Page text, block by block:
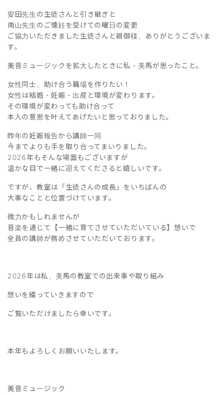
安田先生の生徒さんと引き継ぎと
南山先生のご懐妊を受けての曜日の変更
ご協力いただきました生徒さんと親御様、ありがとうございま
す。
美音ミュージックを拡大したときに私・美馬が思ったこと。
女性同士、助け合う職場を作りたい！
女性は結婚・妊娠・出産と環境が変わります。
その環境が変わっても助け合って
本人の意思を叶えてあげたいと思っておりました。
昨年の妊娠報告から講師一同
今までよりも手を取り合ってまいりました。
2026年もそんな場面もございますが
温かな目で一緒に迎えてくださると嬉しいです。
ですが、教室は「生徒さんの成長」をいちばんの
大事なことと位置づけています。
微力かもしれませんが
音楽を通じて【一緒に育てさせていただいている】想いで
全員の講師が務めさせていただいております。
2026年は私、美馬の教室での出来事や取り組み
想いを綴っていきますので
ご覧いただけましたら幸いです。
本年もよろしくお願いいたします。
美音ミュージック